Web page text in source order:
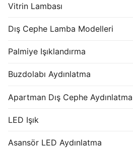
Vitrin Lambası
Dış Cephe Lamba Modelleri
Palmiye Işıklandırma
Buzdolabı Aydınlatma
Apartman Dış Cephe Aydınlatma
LED Işık
Asansör LED Aydınlatma